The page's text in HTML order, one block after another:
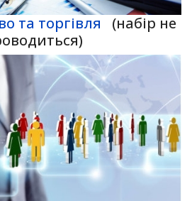
та торгівля
(набір не